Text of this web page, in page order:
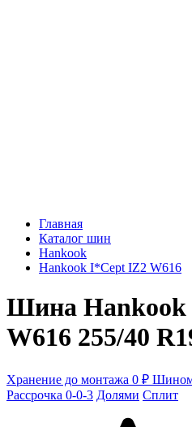
Главная
Каталог шин
Hankook
Hankook I*Cept IZ2 W616
Шина Hankook
W616 255/40
Хранение до монтажа 0 ₽
Рассрочка 0-0-3 Долями Сплит